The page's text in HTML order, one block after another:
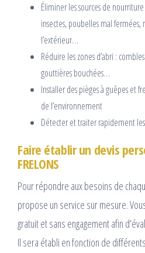
Éliminer les sources de
insectes, poubelles mal
l’extérieur…
Réduire les zones d’abri :
gouttières bouchées…
Installer des pièges à guêpes et
de l’environnement
Détecter et traiter rapidement
Faire établir un devis
FRELONS
Pour répondre aux besoins de
propose un service sur mesure.
gratuit et sans engagement afin
Il sera établi en fonction de